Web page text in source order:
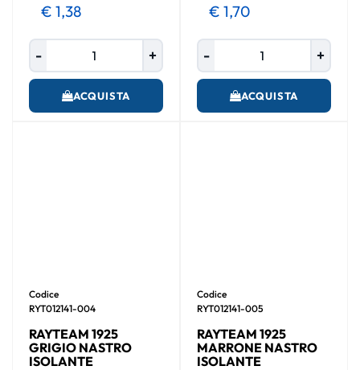
€ 1,38
ACQUISTA
€ 1,70
ACQUISTA
Codice
RYT012141-004
RAYTEAM 1925
GRIGIO NASTRO
ISOLANTE
Codice
RYT012141-005
RAYTEAM 1925
MARRONE NASTRO
ISOLANTE